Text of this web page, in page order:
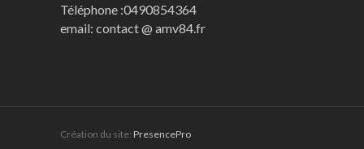
Téléphone :0490854364
email: contact @ amv84.fr
Création du site: PresencePro